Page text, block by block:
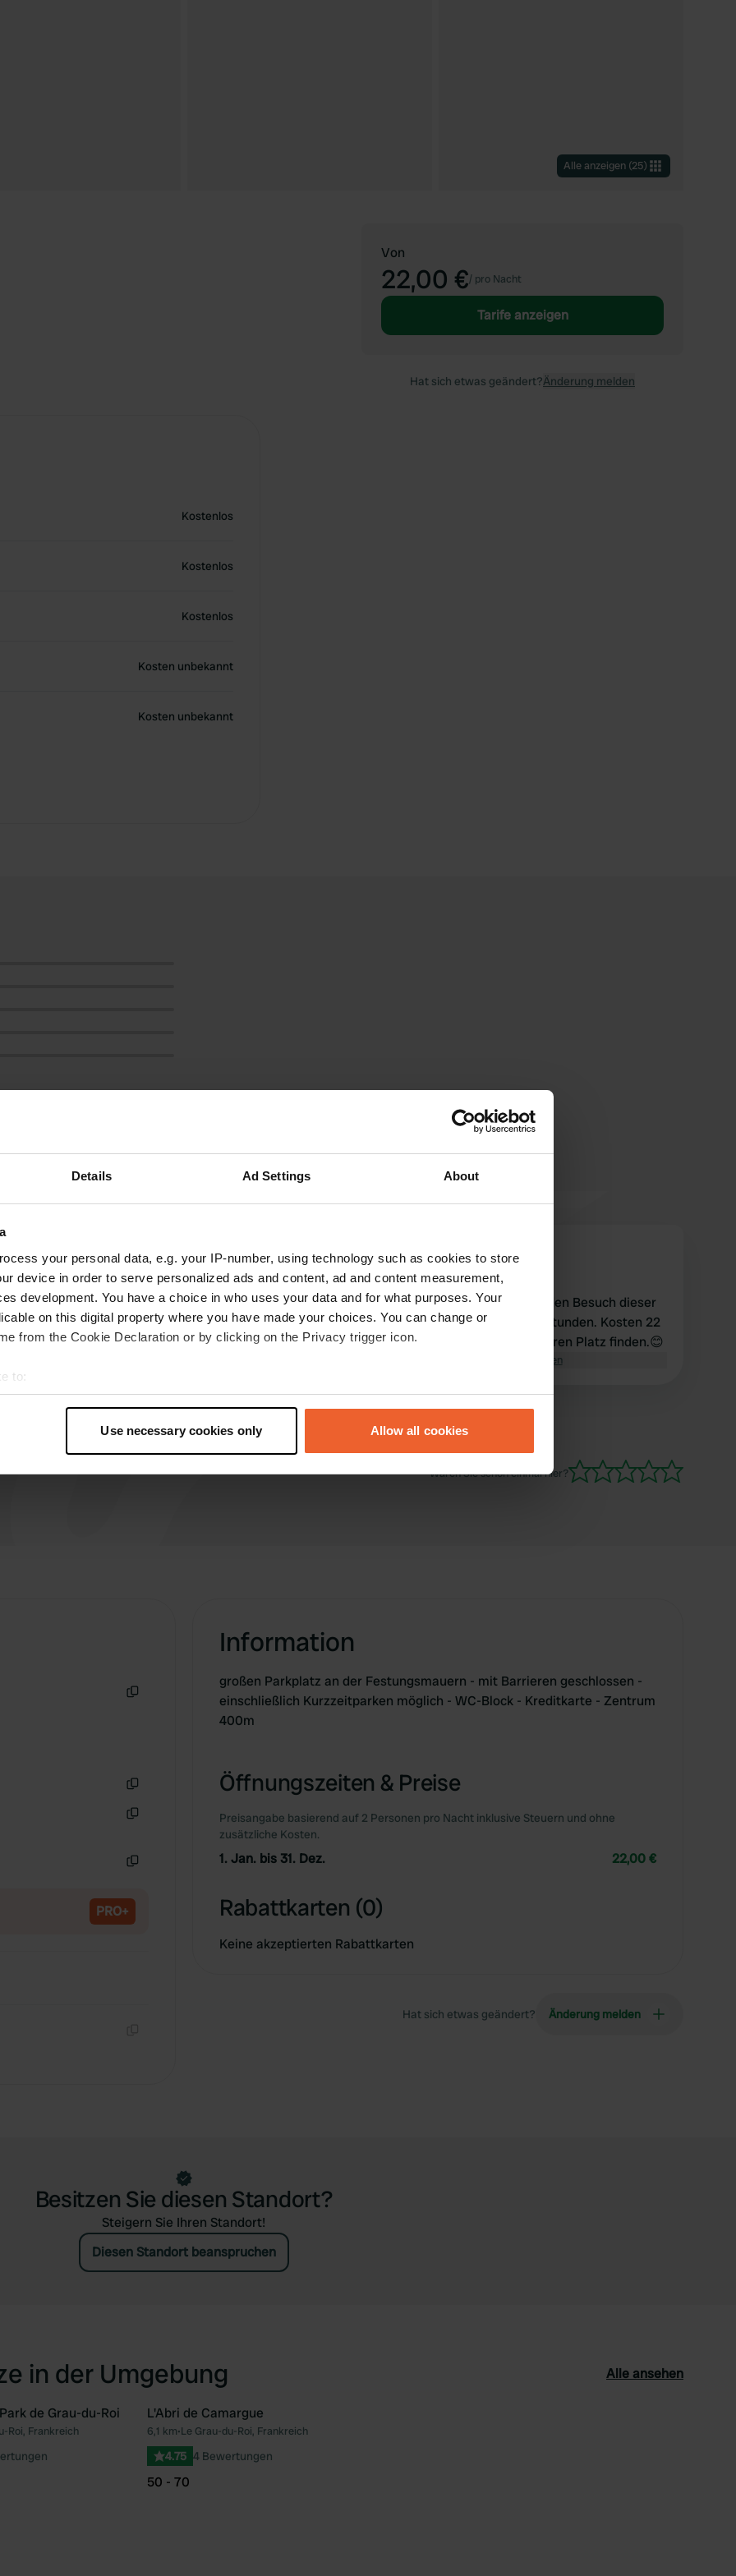
Details Ad Settings About
your personal data, e.g. your IP-number, using technology such as cookies to store
device in order to serve personalized ads and content, ad and content measurement,
development. You have a choice in who uses your data and for what purposes. Your
on this digital property where you have made your choices. You can change or
from the Cookie Declaration or by clicking on the Privacy trigger icon.
to:
geographical location which can be accurate to within several meters
personal data is processed and set your preferences in the
content and ads, to provide social media features and to analyse our traffic. We also share
Use necessary cookies only Allow all cookies
Alle anzeigen (25)
Kostenlos
Kostenlos
Kostenlos
Kosten unbekannt
Kosten unbekannt
Von
22,00 €/ pro Nacht
Tarife anzeigen
Hat sich etwas geändert?Änderung melden
die Bewertungen
S Semper-Labora
Okt. 2025
Der Parkplatz ist oft belebt, nachts aber ruhig.
In der Nähe befindet sich eine charmante Stadt,
die einen Besuch wert ist.
A AdaAndré
Gemeinsamer Parkplatz für den Besuch dieser
schönen Stadt. Maximal 24 Stunden. Kosten 22
€. Dann schnell einen schöneren Platz finden.😊
Original anzeigen
Waren Sie schon einmal hier?
PRO+
Information
großen Parkplatz an der Festungsmauern - mit Barrieren geschlossen -
einschließlich Kurzzeitparken möglich - WC-Block - Kreditkarte - Zentrum
400m
Öffnungszeiten & Preise
Preisangabe basierend auf 2 Personen pro Nacht inklusive Steuern und ohne
zusätzliche Kosten.
1. Jan. bis 31. Dez. 22,00 €
Rabattkarten (0)
Keine akzeptierten Rabattkarten
Hat sich etwas geändert? Änderung melden
Besitzen Sie diesen Standort?
Steigern Sie Ihren Standort!
Diesen Standort beanspruchen
in der Umgebung Alle ansehen
Favorit
de Grau-du-Roi
Roi, Frankreich
L'Abri de Camargue
6,1 km•Le Grau-du-Roi, Frankreich
4.75 4 Bewertungen
50 - 70